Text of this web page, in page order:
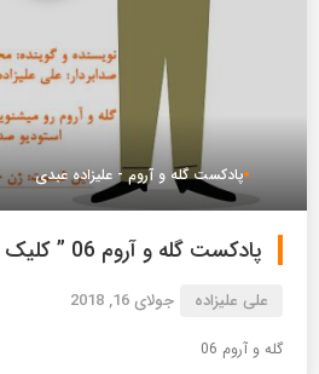
پادکست گله و آروم - علیزاده عبدی
پادکست گله و آروم 06 ” کلیک کنید “
علی علیزاده جولای 16, 2018
گله و آروم 06